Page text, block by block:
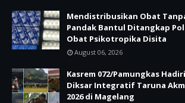
Mendistribusikan Obat
Pandak Bantul Ditangkap
Obat Psikotropika Disita
August 06, 2026
Kasrem 072/Pamungkas
Diksar Integratif Taruna
2026 di Magelang